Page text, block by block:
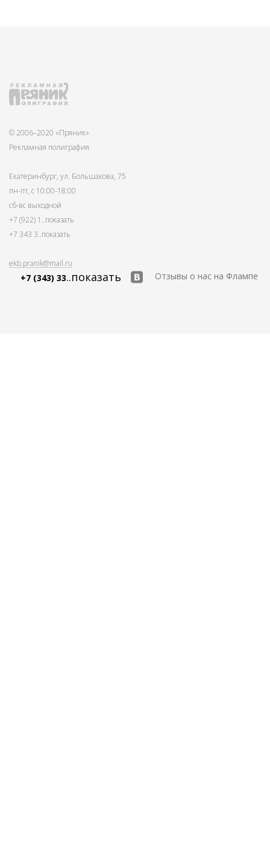
© 2006–2020 «Пряник»
Рекламная полиграфия
Екатеринбург, ул. Большакова, 75
пн-пт, с 10:00-18:00
сб-вс выходной
+7 (922) 1 ..показать
+7 343 3..показать
ekb.pranik@mail.ru
+7 (343) 33..показать Отзывы о нас на Флампе